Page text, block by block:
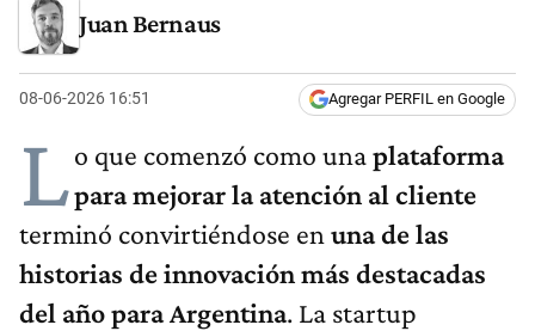
Juan Bernaus
08-06-2026 16:51 Agregar PERFIL en Google
Lo que comenzó como unaplataforma
para mejorar la atención al cliente
terminó convirtiéndose en una de las
historias de innovación más destacadas
del año para Argentina. La startup